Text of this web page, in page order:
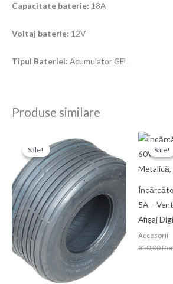
Capacitate baterie: 18A
Voltaj baterie: 12V
Tipul Bateriei: Acumulator GEL
Produse similare
Sale!
Sale!
inițial
a
fost:
320,00 Ron.
curent
este:
250,00 Ron.
Sale!
Sale!
5A –
Afișaj
Accesorii
350,00